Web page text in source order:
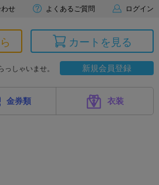
せ よくあるご質問 ログイン
カートを見る
っしゃいませ。 新規会員登録
金券類 衣装